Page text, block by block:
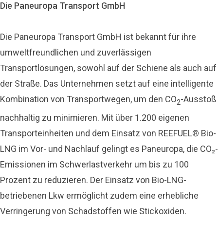
Die Paneuropa Transport GmbH
Die Paneuropa Transport GmbH ist bekannt für ihre
umweltfreundlichen und zuverlässigen
Transportlösungen, sowohl auf der Schiene als auch auf
der Straße. Das Unternehmen setzt auf eine intelligente
Kombination von Transportwegen, um den CO2-Ausstoß
nachhaltig zu minimieren. Mit über 1.200 eigenen
Transporteinheiten und dem Einsatz von REEFUEL® Bio-
LNG im Vor- und Nachlauf gelingt es Paneuropa, die CO₂-
Emissionen im Schwerlastverkehr um bis zu 100
Prozent zu reduzieren. Der Einsatz von Bio-LNG-
betriebenen Lkw ermöglicht zudem eine erhebliche
Verringerung von Schadstoffen wie Stickoxiden.